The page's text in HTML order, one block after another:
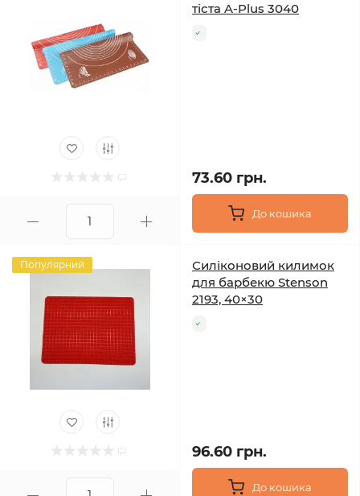
тіста A-Plus 3040
73.60 грн.
До кошика
Популярний
Силіконовий килимок
для барбекю Stenson
2193, 40×30
96.60 грн.
До кошика